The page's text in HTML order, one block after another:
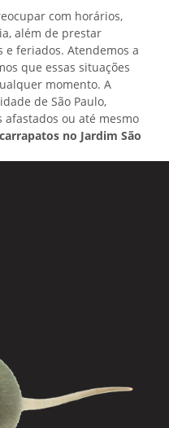
com horários,
além de prestar
e feriados. Atendemos a
que essas situações
momento. A
de São Paulo,
afastados ou até mesmo
no Jardim São